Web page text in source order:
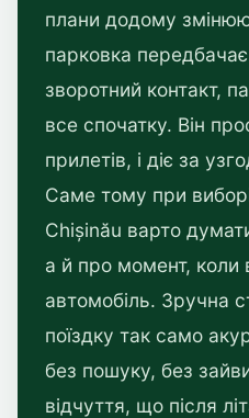
плани додому
парковка
зворотний контакт,
все спочатку. Він
прилетів, і діє за
Саме тому при
Chișinău варто
а й про момент, коли
автомобіль. Зручна
поїздку так само
без пошуку, без
відчуття, що після